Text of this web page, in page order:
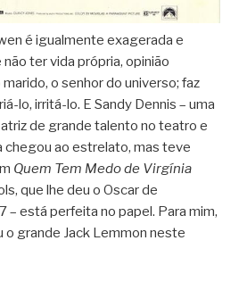
é igualmente exagerada e
ter vida própria, opinião
o senhor do universo; faz
lo, irritá-lo. E Sandy Dennis – uma
de grande talento no teatro e
chegou ao estrelato, mas teve
Quem Tem Medo de Virgínia
que lhe deu o Oscar de
– está perfeita no papel. Para mim,
o grande Jack Lemmon neste